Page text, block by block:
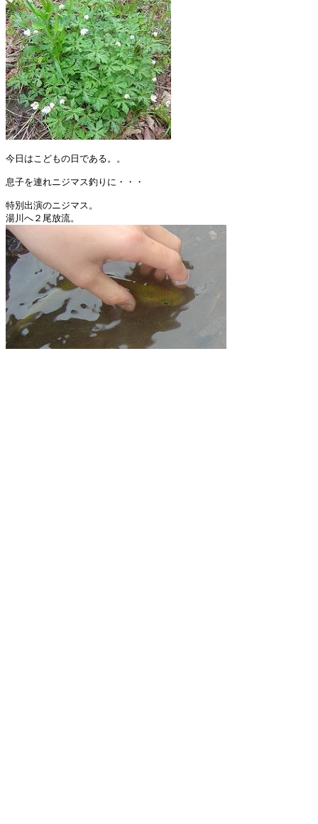
今日はこどもの日である。。
息子を連れニジマス釣りに・・・
特別出演のニジマス。